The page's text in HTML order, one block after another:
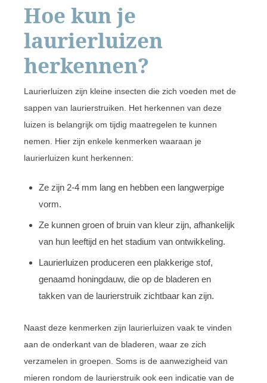
Hoe kun je
laurierluizen
herkennen?
Laurierluizen zijn kleine insecten die zich voeden met de
sappen van laurierstruiken. Het herkennen van deze
luizen is belangrijk om tijdig maatregelen te kunnen
nemen. Hier zijn enkele kenmerken waaraan je
laurierluizen kunt herkennen:
Ze zijn 2-4 mm lang en hebben een langwerpige
vorm.
Ze kunnen groen of bruin van kleur zijn, afhankelijk
van hun leeftijd en het stadium van ontwikkeling.
Laurierluizen produceren een plakkerige stof,
genaamd honingdauw, die op de bladeren en
takken van de laurierstruik zichtbaar kan zijn.
Naast deze kenmerken zijn laurierluizen vaak te vinden
aan de onderkant van de bladeren, waar ze zich
verzamelen in groepen. Soms is de aanwezigheid van
mieren rondom de laurierstruik ook een indicatie van de